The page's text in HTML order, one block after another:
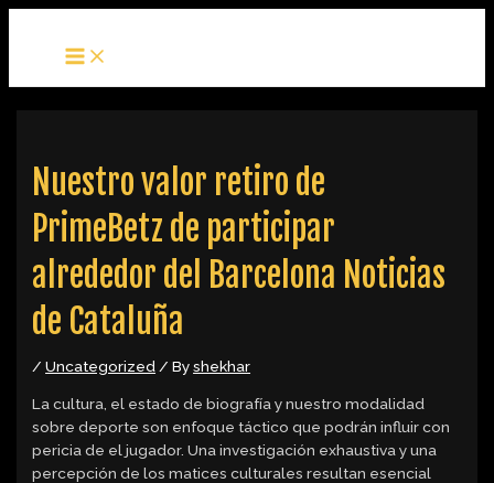
Skip
MAIN
Nuestro valor retiro de
PrimeBetz de participar
alrededor del Barcelona Noticias
de Cataluña
/Uncategorized / Byshekhar
La cultura, el estado de biografía y nuestro modalidad
sobre deporte son enfoque táctico que podrán influir con
pericia de el jugador. Una investigación exhaustiva y una
percepción de los matices culturales resultan esencial
Post